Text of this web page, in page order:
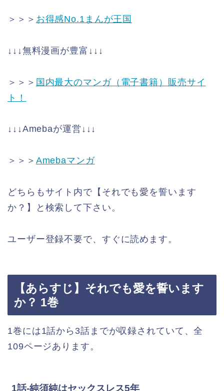
＞＞＞ お得感No.1まんが王国
↓↓↓無料漫画が豊富↓↓↓
＞＞＞ 国内最大のマンガ（電子書籍）販売サイ
ト！
↓↓↓Amebaが運営↓↓↓
＞＞＞ Amebaマンガ
どちらもサイト内で【それでも愛を誓います
か？】と検索して下さい。
ユーザー登録不要で、すぐに読めます。
【あらすじ】それでも愛を誓います
か？ 1巻
1巻には1話から3話までが収録されていて、全
109ページあります。
1話-純須純はセックスレス5年